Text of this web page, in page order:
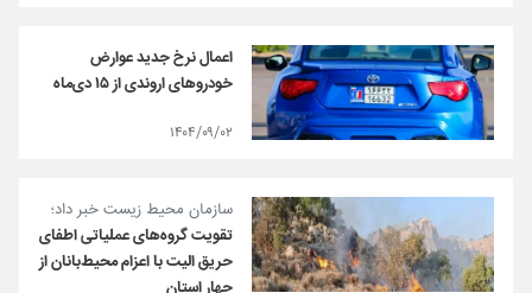
اعمال نرخ جدید عوارض
خودروهای اروندی از ۱۵ دی‌ماه
۱۴۰۴/۰۹/۰۲
سازمان محیط زیست خبر داد؛
تقویت گروه‌های عملیاتی اطفای
حریق الیت با اعزام محیط‌بانان از